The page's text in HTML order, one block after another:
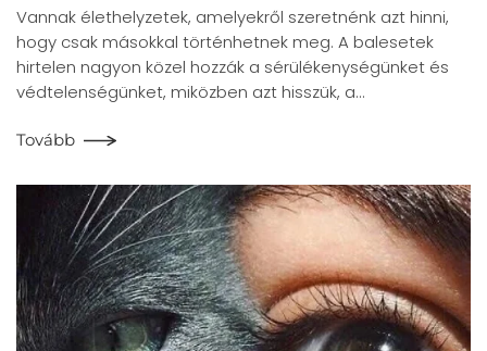
Vannak élethelyzetek, amelyekről szeretnénk azt hinni,
hogy csak másokkal történhetnek meg. A balesetek
hirtelen nagyon közel hozzák a sérülékenységünket és
védtelenségünket, miközben azt hisszük, a…
Tovább